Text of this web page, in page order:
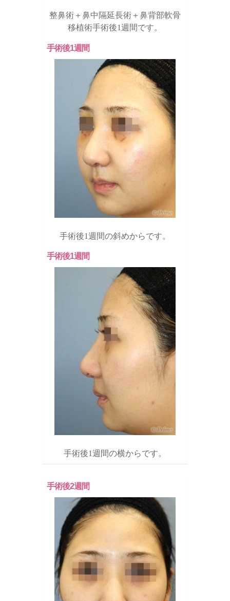
整鼻術＋鼻中隔延長術＋鼻背部軟骨
移植術手術後1週間です。
手術後1週間
手術後1週間の斜めからです。
手術後1週間
手術後1週間の横からです。
手術後2週間